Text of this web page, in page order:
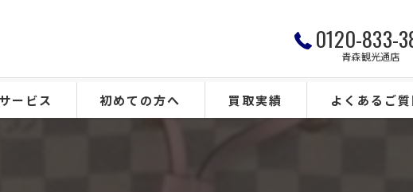
0120-833-
青森観光通店
サービス 初めての方へ 買取実績 よくあるご質